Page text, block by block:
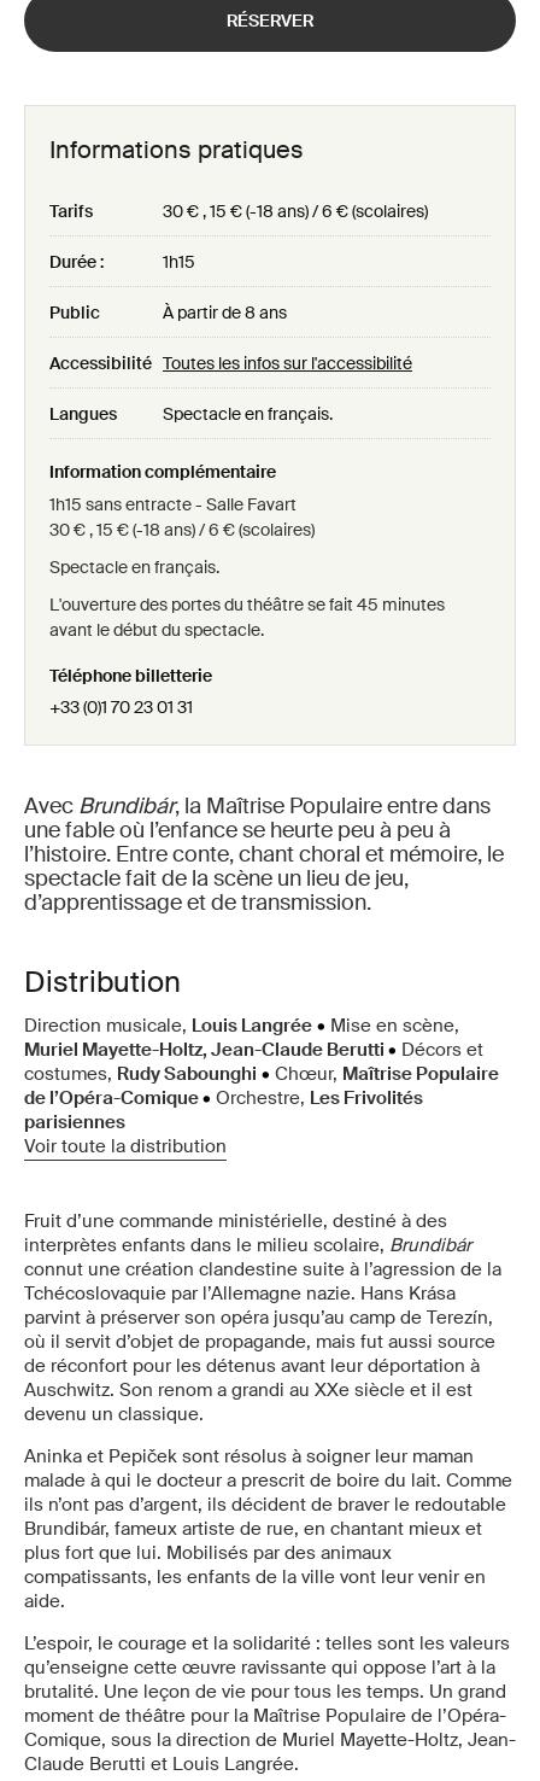
Avec Brundibár, la Maîtrise Populaire entre dans
une fable où l’enfance se heurte peu à peu à
l’histoire. Entre conte, chant choral et mémoire, le
spectacle fait de la scène un lieu de jeu,
d’apprentissage et de transmission.
Distribution
Direction musicale, Louis Langrée • Mise en scène,
Muriel Mayette-Holtz, Jean-Claude Berutti • Décors et
costumes, Rudy Sabounghi • Chœur, Maîtrise Populaire
de l’Opéra-Comique• Orchestre, Les Frivolités
parisiennes
Voir toute la distribution
Fruit d’une commande ministérielle, destiné à des
interprètes enfants dans le milieu scolaire, Brundibár
connut une création clandestine suite à l’agression de la
Tchécoslovaquie par l’Allemagne nazie. Hans Krása
parvint à préserver son opéra jusqu’au camp de Terezín,
où il servit d’objet de propagande, mais fut aussi source
de réconfort pour les détenus avant leur déportation à
Auschwitz. Son renom a grandi au XXe siècle et il est
devenu un classique.
Aninka et Pepiček sont résolus à soigner leur maman
malade à qui le docteur a prescrit de boire du lait. Comme
ils n’ont pas d’argent, ils décident de braver le redoutable
Brundibár, fameux artiste de rue, en chantant mieux et
plus fort que lui. Mobilisés par des animaux
compatissants, les enfants de la ville vont leur venir en
aide.
L’espoir, le courage et la solidarité : telles sont les valeurs
qu’enseigne cette œuvre ravissante qui oppose l’art à la
brutalité. Une leçon de vie pour tous les temps. Un grand
moment de théâtre pour la Maîtrise Populaire de l’Opéra-
Comique, sous la direction de Muriel Mayette-Holtz, Jean-
Claude Berutti et Louis Langrée.
RÉSERVER
Informations pratiques
Tarifs 30 € , 15 € (-18 ans) / 6 € (scolaires)
Durée : 1h15
Public À partir de 8 ans
Accessibilité Toutes les infos sur l'accessibilité
Langues Spectacle en français.
Information complémentaire
1h15 sans entracte - Salle Favart
30 € , 15 € (-18 ans) / 6 € (scolaires)
Spectacle en français.
L'ouverture des portes du théâtre se fait 45 minutes
avant le début du spectacle.
Téléphone billetterie
+33 (0)1 70 23 01 31